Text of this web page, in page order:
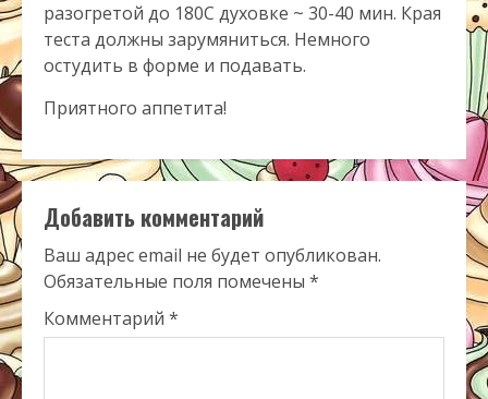
разогретой до 180С духовке ~ 30-40 мин. Края
теста должны зарумяниться. Немного
остудить в форме и подавать.
Приятного аппетита!
Добавить комментарий
Ваш адрес email не будет опубликован.
Обязательные поля помечены *
Комментарий *